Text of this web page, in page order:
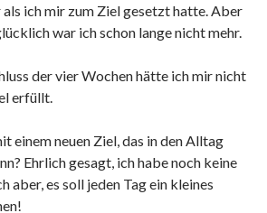
ich mir zum Ziel gesetzt hatte. Aber
war ich schon lange nicht mehr.
der vier Wochen hätte ich mir nicht
erfüllt.
einem neuen Ziel, das in den Alltag
Ehrlich gesagt, ich habe noch keine
aber, es soll jeden Tag ein kleines